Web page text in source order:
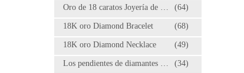
Oro de 18 caratos Joyería de diamantes (64)
18K oro Diamond Bracelet (68)
18K oro Diamond Necklace (49)
Los pendientes de diamantes de oro de 18K (34)